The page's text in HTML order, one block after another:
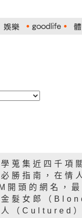
蒐集近四千項
勝指南，在情
開頭的網名，
金髮女郎（
人（Cultured